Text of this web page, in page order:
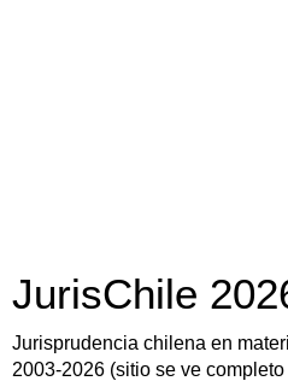
JurisChile
Jurisprudencia chilena en
2003-2026 (sitio se ve